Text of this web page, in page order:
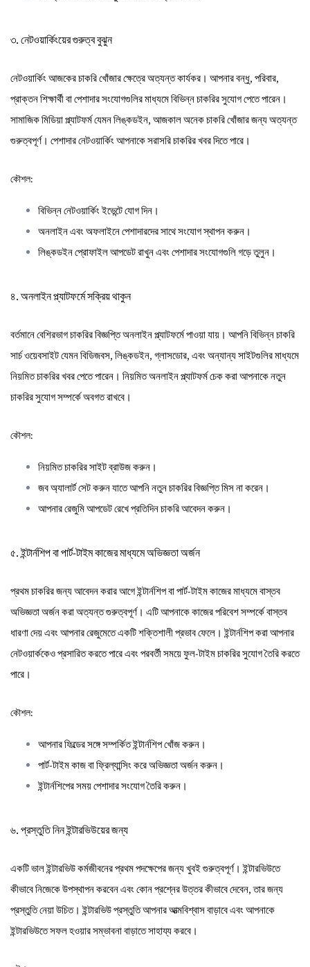
৩. নেটওয়ার্কিংয়ের গুরুত্ব বুঝুন
নেটওয়ার্কিং আজকের চাকরি খোঁজার ক্ষেত্রে অত্যন্ত কার্যকর। আপনার বন্ধু, পরিবার,
প্রাক্তন শিক্ষার্থী বা পেশাদার সংযোগগুলির মাধ্যমে বিভিন্ন চাকরির সুযোগ পেতে পারেন।
সামাজিক মিডিয়া প্ল্যাটফর্ম যেমন লিঙ্কডইন, আজকাল অনেক চাকরি খোঁজার জন্য অত্যন্ত
গুরুত্বপূর্ণ। পেশাদার নেটওয়ার্কিং আপনাকে সরাসরি চাকরির খবর দিতে পারে।
কৌশল:
বিভিন্ন নেটওয়ার্কিং ইভেন্টে যোগ দিন।
অনলাইন এবং অফলাইনে পেশাদারদের সাথে সংযোগ স্থাপন করুন।
লিঙ্কডইন প্রোফাইল আপডেট রাখুন এবং পেশাদার সংযোগগুলি গড়ে তুলুন।
৪. অনলাইন প্ল্যাটফর্মে সক্রিয় থাকুন
বর্তমানে বেশিরভাগ চাকরির বিজ্ঞপ্তি অনলাইন প্ল্যাটফর্মে পাওয়া যায়। আপনি বিভিন্ন চাকরি
সার্চ ওয়েবসাইট যেমন বিডিজবস, লিঙ্কডইন, গ্লাসডোর, এবং অন্যান্য সাইটগুলির মাধ্যমে
নিয়মিত চাকরির খবর পেতে পারেন। নিয়মিত অনলাইন প্ল্যাটফর্ম চেক করা আপনাকে নতুন
চাকরির সুযোগ সম্পর্কে অবগত রাখবে।
কৌশল:
নিয়মিত চাকরির সাইট ব্রাউজ করুন।
জব অ্যালার্ট সেট করুন যাতে আপনি নতুন চাকরির বিজ্ঞপ্তি মিস না করেন।
আপনার রেজুমি আপডেট রেখে প্রতিদিন চাকরি আবেদন করুন।
৫. ইন্টার্নশিপ বা পার্ট-টাইম কাজের মাধ্যমে অভিজ্ঞতা অর্জন
প্রথম চাকরির জন্য আবেদন করার আগে ইন্টার্নশিপ বা পার্ট-টাইম কাজের মাধ্যমে বাস্তব
অভিজ্ঞতা অর্জন করা অত্যন্ত গুরুত্বপূর্ণ। এটি আপনাকে কাজের পরিবেশ সম্পর্কে বাস্তব
ধারণা দেয় এবং আপনার রেজুমেতে একটি শক্তিশালী প্রভাব ফেলে। ইন্টার্নশিপ করা আপনার
নেটওয়ার্ককেও প্রসারিত করতে পারে এবং পরবর্তী সময়ে ফুল-টাইম চাকরির সুযোগ তৈরি করতে
পারে।
কৌশল:
আপনার ফিল্ডের সঙ্গে সম্পর্কিত ইন্টার্নশিপ খোঁজ করুন।
পার্ট-টাইম কাজ বা ফ্রিল্যান্সিং করে অভিজ্ঞতা অর্জন করুন।
ইন্টার্নশিপের সময় পেশাদার সংযোগ তৈরি করুন।
৬. প্রস্তুতি নিন ইন্টারভিউয়ের জন্য
একটি ভাল ইন্টারভিউ কর্মজীবনের প্রথম পদক্ষেপের জন্য খুবই গুরুত্বপূর্ণ। ইন্টারভিউতে
কীভাবে নিজেকে উপস্থাপন করবেন এবং কোন প্রশ্নের উত্তর কীভাবে দেবেন, তার জন্য
প্রস্তুতি নেয়া উচিত। ইন্টারভিউ প্রস্তুতি আপনার আত্মবিশ্বাস বাড়াবে এবং আপনাকে
ইন্টারভিউতে সফল হওয়ার সম্ভাবনা বাড়াতে সাহায্য করবে।